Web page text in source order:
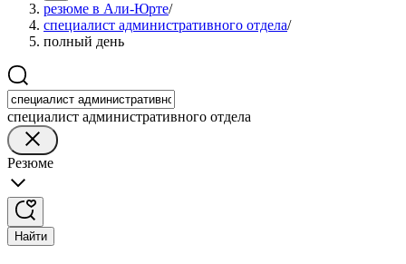
резюме в Али-Юрте/
специалист административного отдела/
полный день
специалист административного отдела
Резюме
Найти